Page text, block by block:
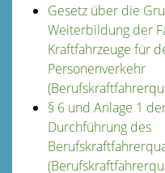
Gesetz über die
Weiterbildung der
Kraftfahrzeuge für
Personenverkehr
§ 6 und Anlage 1
Durchführung des